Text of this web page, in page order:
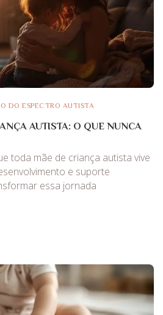
DO ESPECTRO AUTISTA
AUTISTA: O QUE NUNCA
toda mãe de criança autista vive
e suporte
essa jornada